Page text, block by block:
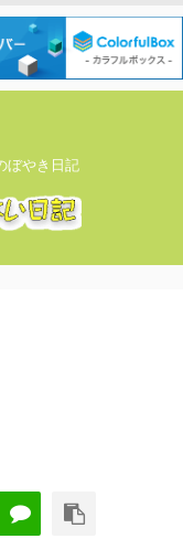
ぼやき日記